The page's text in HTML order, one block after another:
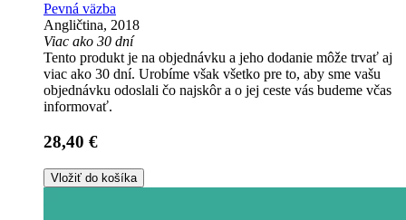
Pevná väzba
Angličtina, 2018
Viac ako 30 dní
Tento produkt je na objednávku a jeho dodanie môže trvať aj
viac ako 30 dní. Urobíme však všetko pre to, aby sme vašu
objednávku odoslali čo najskôr a o jej ceste vás budeme včas
informovať.
28,40 €
Vložiť do košíka